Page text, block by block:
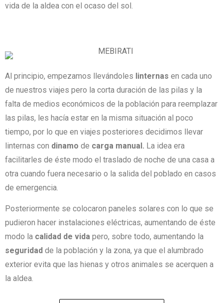
vida de la aldea con el ocaso del sol.
Al principio, empezamos llevándoles linternas en cada uno
de nuestros viajes pero la corta duración de las pilas y la
falta de medios económicos de la población para reemplazar
las pilas, les hacía estar en la misma situación al poco
tiempo, por lo que en viajes posteriores decidimos llevar
linternas con dinamo de carga manual. La idea era
facilitarles de éste modo el traslado de noche de una casa a
otra cuando fuera necesario o la salida del poblado en casos
de emergencia.
Posteriormente se colocaron paneles solares con lo que se
pudieron hacer instalaciones eléctricas, aumentando de éste
modo la calidad de vida pero, sobre todo, aumentando la
seguridad de la población y la zona, ya que el alumbrado
exterior evita que las hienas y otros animales se acerquen a
la aldea.